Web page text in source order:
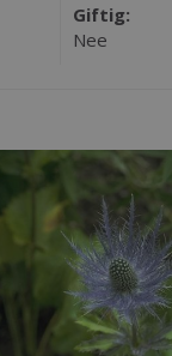
Giftig:
Nee